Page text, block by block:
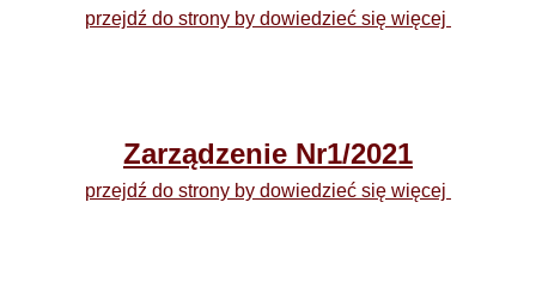
przejdź do strony by dowiedzieć się więcej
Zarządzenie Nr1/2021
przejdź do strony by dowiedzieć się więcej